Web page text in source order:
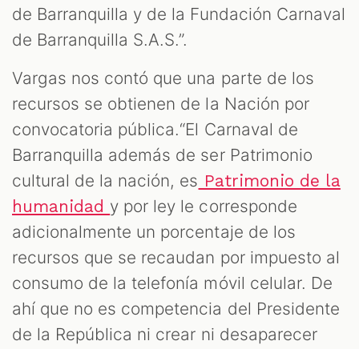
de Barranquilla y de la Fundación Carnaval
de Barranquilla S.A.S.”.
Vargas nos contó que una parte de los
recursos se obtienen de la Nación por
convocatoria pública.“El Carnaval de
Barranquilla además de ser Patrimonio
cultural de la nación, es Patrimonio de la
humanidad y por ley le corresponde
adicionalmente un porcentaje de los
recursos que se recaudan por impuesto al
consumo de la telefonía móvil celular. De
ahí que no es competencia del Presidente
de la República ni crear ni desaparecer